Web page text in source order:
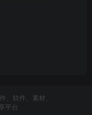
建从树木和植物到建